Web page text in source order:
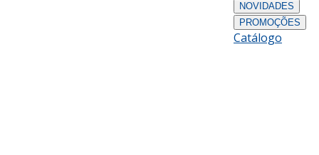
NOVIDADES
PROMOÇÕES
Catálogo